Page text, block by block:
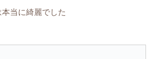
当に綺麗でした